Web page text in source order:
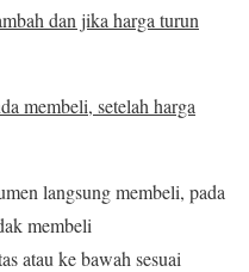
dan jika harga turun
membeli, setelah harga
langsung membeli, pada
membeli
atau ke bawah sesuai